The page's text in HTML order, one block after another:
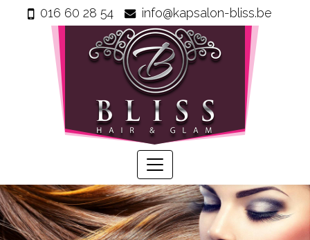
Wie
Onze
producten
Prijzen
016 60 28 54 info@kapsalon-bliss.be